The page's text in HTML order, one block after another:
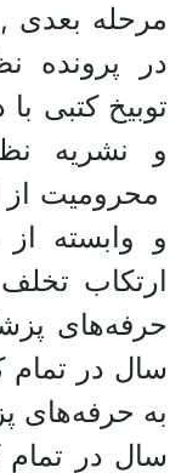
مرحله بعدی ,
در
توبیخ‌ کتبی‌
و نشریه‌
محرومیت‌
ارتکاب‌
سال‌ در
سال‌ در